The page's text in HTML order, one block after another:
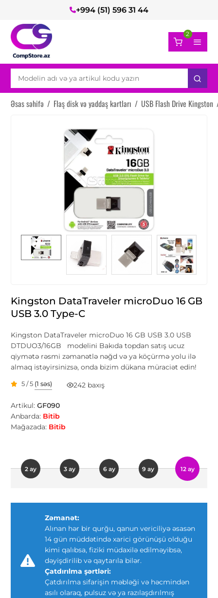
+994 (51) 596 31 44
2
Əsas səhifə / Flaş disk və yaddaş kartları / USB Flash Drive Kingston
Kingston DataTraveler microDuo 16 GB
USB 3.0 Type-C
Kingston DataTraveler microDuo 16 GB USB 3.0 USB
DTDUO3/16GB modelini Bakıda topdan satış ucuz
qiymətə rəsmi zəmanətlə nəğd və ya köçürmə yolu ilə
almaq istəyirsinizsə, onda bizim dükana müraciət edin!
5 / 5 (1 səs) 242 baxış
Artikul:GF090
Anbarda: Bitib
Mağazada: Bitib
2 ay 3 ay 6 ay 9 ay 12 ay
Zəmanət:
Alınan hər bir qurğu, qanun vericiliyə əsasən
14 gün müddətində xarici görünüşü olduğu
kimi qalıbsa, fiziki müdaxilə edilməyibsə,
dəyişdirilib və qaytarıla bilər.
Çatdırılma şərtləri:
Çatdırılma sifarişin məbləği və həcmindən
asılı olaraq, pulsuz və ya razılaşdırılmış